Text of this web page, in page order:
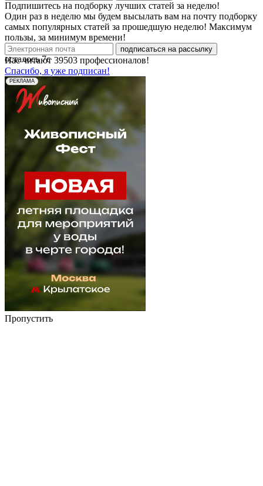
Подпишитесь на подборку лучших статей за неделю!
Один раз в неделю мы будем высылать вам на почту подборку
самых популярных статей за прошедшую неделю! Максимум
пользы, за минимум времени!
подписаться на рассылку
Нас читают 39503 профессионалов!
Спасибо, я уже подписан!
осталось7с
Пропустить